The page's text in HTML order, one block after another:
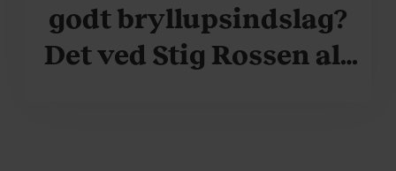
godt bryllupsindslag?
Det ved Stig Rossen alt